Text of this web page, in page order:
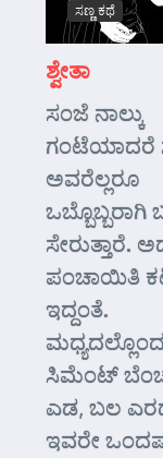
ಸಣ್ಣ ಕಥೆ
ಶ್ವೇತಾ
ಸಂಜೆ ನಾಲ್ಕು
ಗಂಟೆಯಾದರೆ
ಅವರೆಲ್ಲರೂ
ಒಬ್ಬೊಬ್ಬರಾಗಿ
ಸೇರುತ್ತಾರೆ.
ಪಂಚಾಯಿತಿ
ಇದ್ದಂತೆ.
ಸಿಮೆಂಟ್
ಎಡ, ಬಲ
ಇವರೇ